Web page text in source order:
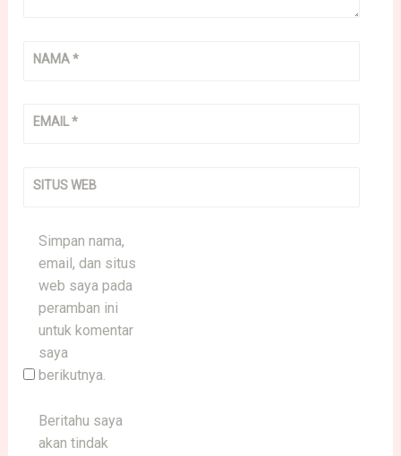
NAMA*
EMAIL*
SITUS WEB
Simpan nama,
email, dan situs
web saya pada
peramban ini
untuk komentar
saya
berikutnya.
Beritahu saya
akan tindak